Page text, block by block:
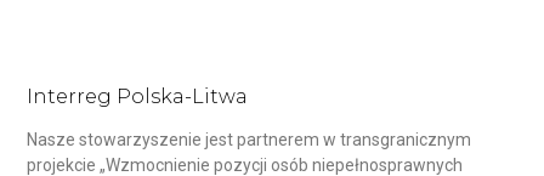
Interreg Polska-Litwa
Nasze stowarzyszenie jest partnerem w transgranicznym
projekcie „Wzmocnienie pozycji osób niepełnosprawnych